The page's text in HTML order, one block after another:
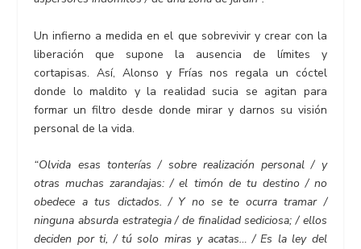
Un infierno a medida en el que sobrevivir y crear con la
liberación que supone la ausencia de límites y
cortapisas. Así, Alonso y Frías nos regala un cóctel
donde lo maldito y la realidad sucia se agitan para
formar un filtro desde donde mirar y darnos su visión
personal de la vida.
“Olvida esas tonterías / sobre realización personal / y
otras muchas zarandajas: / el timón de tu destino / no
obedece a tus dictados. / Y no se te ocurra tramar /
ninguna absurda estrategia / de finalidad sediciosa; / ellos
deciden por ti, / tú solo miras y acatas… / Es la ley del